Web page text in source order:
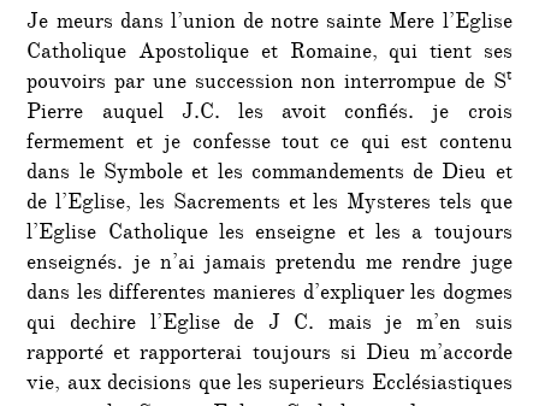
Je meurs dans l’union de notre sainte Mere l’Eglise
Catholique Apostolique et Romaine, qui tient ses
pouvoirs par une succession non interrompue de St
Pierre auquel J.C. les avoit confiés. je crois
fermement et je confesse tout ce qui est contenu
dans le Symbole et les commandements de Dieu et
de l’Eglise, les Sacrements et les Mysteres tels que
l’Eglise Catholique les enseigne et les a toujours
enseignés. je n’ai jamais pretendu me rendre juge
dans les differentes manieres d’expliquer les dogmes
qui dechire l’Eglise de J C. mais je m’en suis
rapporté et rapporterai toujours si Dieu m’accorde
vie, aux decisions que les superieurs Ecclésiastiques